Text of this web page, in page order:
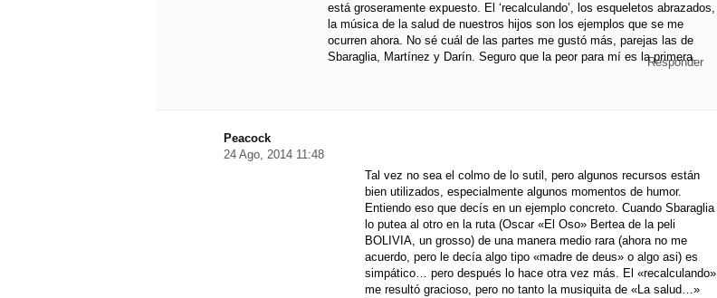
está groseramente expuesto. El ‘recalculando’, los esqueletos abrazados,
la música de la salud de nuestros hijos son los ejemplos que se me
ocurren ahora. No sé cuál de las partes me gustó más, parejas las de
Sbaraglia, Martínez y Darín. Seguro que la peor para mí es la primera.
Responder
Peacock
24 Ago, 2014 11:48
Tal vez no sea el colmo de lo sutil, pero algunos recursos están
bien utilizados, especialmente algunos momentos de humor.
Entiendo eso que decís en un ejemplo concreto. Cuando Sbaraglia
lo putea al otro en la ruta (Oscar «El Oso» Bertea de la peli
BOLIVIA, un grosso) de una manera medio rara (ahora no me
acuerdo, pero le decía algo tipo «madre de deus» o algo asi) es
simpático… pero después lo hace otra vez más. El «recalculando»
me resultó gracioso, pero no tanto la musiquita de «La salud…»